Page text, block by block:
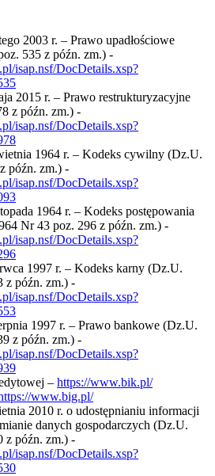
2003 r. – Prawo upadłościowe
535 z późn. zm.) -
isap.nsf/DocDetails.xsp?
2015 r. – Prawo restrukturyzacyjne
z późn. zm.) -
isap.nsf/DocDetails.xsp?
1964 r. – Kodeks cywilny (Dz.U.
późn. zm.) -
isap.nsf/DocDetails.xsp?
1964 r. – Kodeks postępowania
Nr 43 poz. 296 z późn. zm.) -
isap.nsf/DocDetails.xsp?
1997 r. – Kodeks karny (Dz.U.
z późn. zm.) -
isap.nsf/DocDetails.xsp?
1997 r. – Prawo bankowe (Dz.U.
z późn. zm.) -
isap.nsf/DocDetails.xsp?
– https://www.bik.pl/
www.big.pl/
2010 r. o udostępnianiu informacji
danych gospodarczych (Dz.U.
z późn. zm.) -
isap.nsf/DocDetails.xsp?